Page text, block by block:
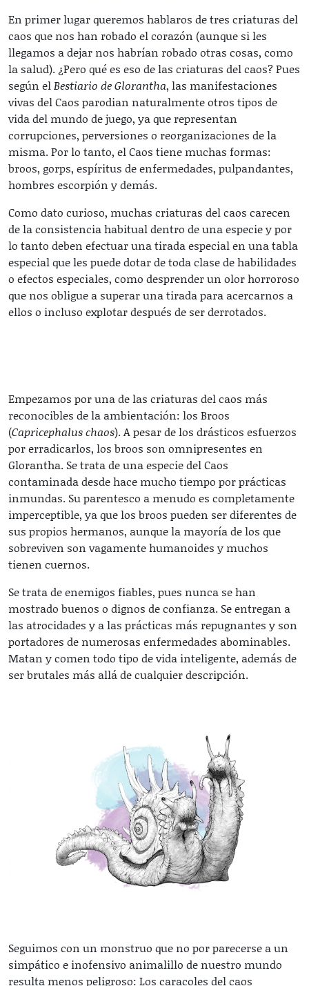
En primer lugar queremos hablaros de tres criaturas del
caos que nos han robado el corazón (aunque si les
llegamos a dejar nos habrían robado otras cosas, como
la salud). ¿Pero qué es eso de las criaturas del caos? Pues
según elBestiario de Glorantha, las manifestaciones
vivas del Caos parodian naturalmente otros tipos de
vida del mundo de juego, ya que representan
corrupciones, perversiones o reorganizaciones de la
misma. Por lo tanto, el Caos tiene muchas formas:
broos, gorps, espíritus de enfermedades, pulpandantes,
hombres escorpión y demás.
Como dato curioso, muchas criaturas del caos carecen
de la consistencia habitual dentro de una especie y por
lo tanto deben efectuar una tirada especial en una tabla
especial que les puede dotar de toda clase de habilidades
o efectos especiales, como desprender un olor horroroso
que nos obligue a superar una tirada para acercarnos a
ellos o incluso explotar después de ser derrotados.
Empezamos por una de las criaturas del caos más
reconocibles de la ambientación: los Broos
(Capricephalus chaos). A pesar de los drásticos esfuerzos
por erradicarlos, los broos son omnipresentes en
Glorantha. Se trata de una especie del Caos
contaminada desde hace mucho tiempo por prácticas
inmundas. Su parentesco a menudo es completamente
imperceptible, ya que los broos pueden ser diferentes de
sus propios hermanos, aunque la mayoría de los que
sobreviven son vagamente humanoides y muchos
tienen cuernos.
Se trata de enemigos fiables, pues nunca se han
mostrado buenos o dignos de confianza. Se entregan a
las atrocidades y a las prácticas más repugnantes y son
portadores de numerosas enfermedades abominables.
Matan y comen todo tipo de vida inteligente, además de
ser brutales más allá de cualquier descripción.
Seguimos con un monstruo que no por parecerse a un
simpático e inofensivo animalillo de nuestro mundo
resulta menos peligroso: Los caracoles del caos